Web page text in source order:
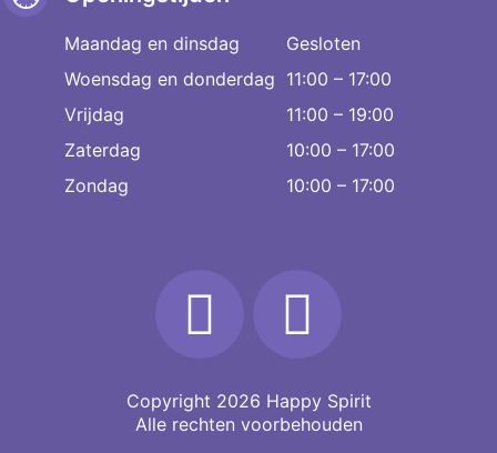
Maandag en dinsdag
Gesloten
Woensdag en donderdag 11:00 – 17:00
Vrijdag
11:00 – 19:00
Zaterdag
10:00 – 17:00
Zondag
10:00 – 17:00
Copyright 2026 Happy Spirit
Alle rechten voorbehouden